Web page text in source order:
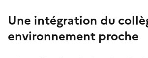
Une intégration du
environnement proche